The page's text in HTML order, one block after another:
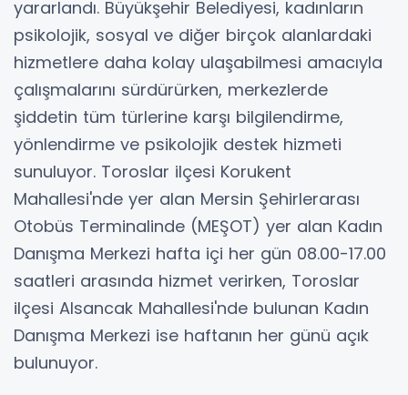
yararlandı. Büyükşehir Belediyesi, kadınların
psikolojik, sosyal ve diğer birçok alanlardaki
hizmetlere daha kolay ulaşabilmesi amacıyla
çalışmalarını sürdürürken, merkezlerde
şiddetin tüm türlerine karşı bilgilendirme,
yönlendirme ve psikolojik destek hizmeti
sunuluyor. Toroslar ilçesi Korukent
Mahallesi'nde yer alan Mersin Şehirlerarası
Otobüs Terminalinde (MEŞOT) yer alan Kadın
Danışma Merkezi hafta içi her gün 08.00-17.00
saatleri arasında hizmet verirken, Toroslar
ilçesi Alsancak Mahallesi'nde bulunan Kadın
Danışma Merkezi ise haftanın her günü açık
bulunuyor.